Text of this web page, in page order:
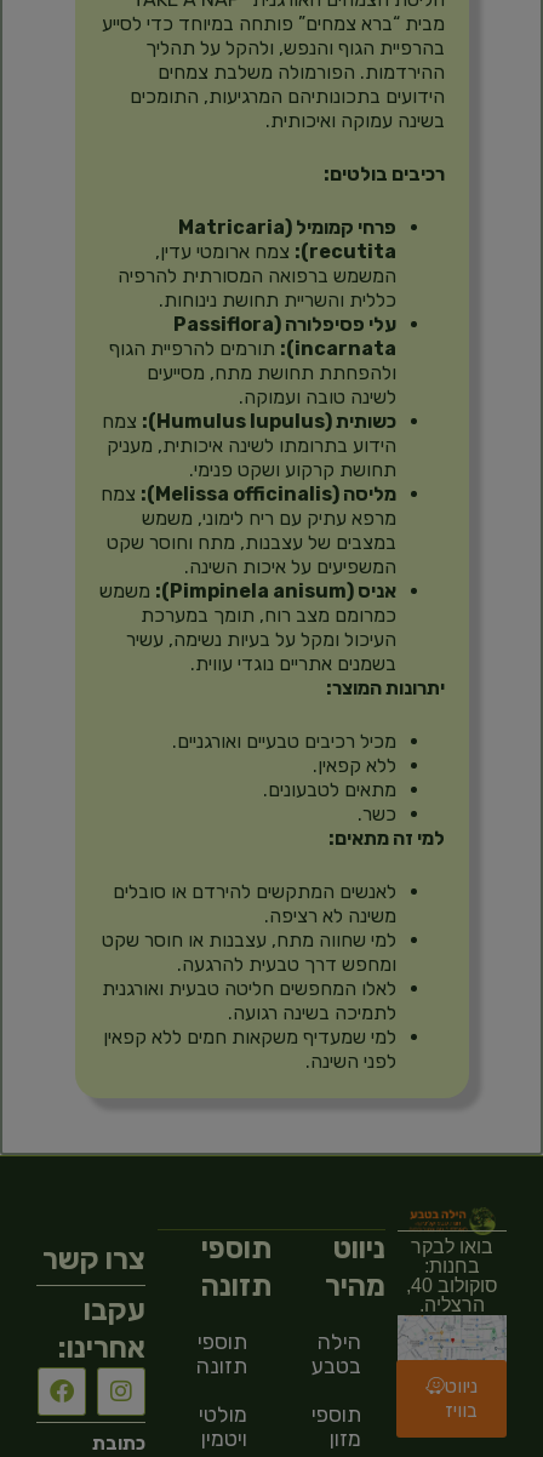
מבית “ברא צמחים” פותחה במיוחד כדי לסייע
בהרפיית הגוף והנפש, ולהקל על תהליך
ההירדמות. הפורמולה משלבת צמחים
הידועים בתכונותיהם המרגיעות, התומכים
בשינה עמוקה ואיכותית.
רכיבים בולטים:
פרחי קמומיל (Matricaria
recutita):
צמח ארומטי עדין,
המשמש ברפואה המסורתית להרפיה
כללית והשריית תחושת נינוחות.
עלי פסיפלורה (Passiflora
incarnata):
תורמים להרפיית הגוף
ולהפחתת תחושת מתח, מסייעים
לשינה טובה ועמוקה.
כשותית (Humulus lupulus):
צמח
הידוע בתרומתו לשינה איכותית, מעניק
תחושת קרקוע ושקט פנימי.
מליסה (Melissa officinalis):
צמח
מרפא עתיק עם ריח לימוני, משמש
במצבים של עצבנות, מתח וחוסר שקט
המשפיעים על איכות השינה.
אניס (Pimpinela anisum):
משמש
כמרומם מצב רוח, תומך במערכת
העיכול ומקל על בעיות נשימה, עשיר
בשמנים אתריים נוגדי עווית.
יתרונות המוצר:
מכיל רכיבים טבעיים ואורגניים.
ללא קפאין.
מתאים לטבעונים.
כשר.
למי זה מתאים:
לאנשים המתקשים להירדם או סובלים
משינה לא רציפה.
למי שחווה מתח, עצבנות או חוסר שקט
ומחפש דרך טבעית להרגעה.
לאלו המחפשים חליטה טבעית ואורגנית
לתמיכה בשינה רגועה.
למי שמעדיף משקאות חמים ללא קפאין
לפני השינה.
בואו לבקר
בחנות:
סוקולוב 40,
הרצליה.
ניווט
בוויז
ניווט
מהיר
הילה
בטבע
תוספי
מזון
תוספי
תזונה
תוספי
תזונה
מולטי
ויטמין
צרו קשר
עקבו
אחרינו:
כתובת